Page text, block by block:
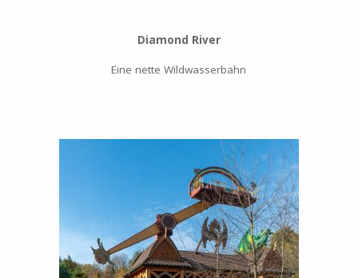
Diamond River
Eine nette Wildwasserbahn